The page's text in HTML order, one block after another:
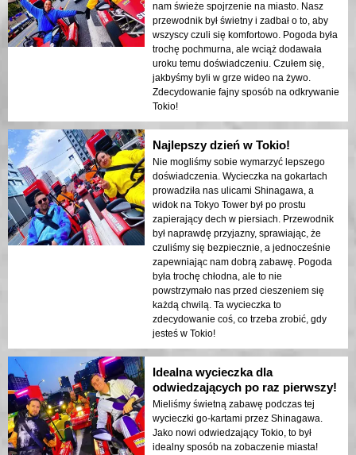
nam świeże spojrzenie na miasto. Nasz
przewodnik był świetny i zadbał o to, aby
wszyscy czuli się komfortowo. Pogoda była
trochę pochmurna, ale wciąż dodawała
uroku temu doświadczeniu. Czułem się,
jakbyśmy byli w grze wideo na żywo.
Zdecydowanie fajny sposób na odkrywanie
Tokio!
Najlepszy dzień w Tokio!
Nie mogliśmy sobie wymarzyć lepszego
doświadczenia. Wycieczka na gokartach
prowadziła nas ulicami Shinagawa, a
widok na Tokyo Tower był po prostu
zapierający dech w piersiach. Przewodnik
był naprawdę przyjazny, sprawiając, że
czuliśmy się bezpiecznie, a jednocześnie
zapewniając nam dobrą zabawę. Pogoda
była trochę chłodna, ale to nie
powstrzymało nas przed cieszeniem się
każdą chwilą. Ta wycieczka to
zdecydowanie coś, co trzeba zrobić, gdy
jesteś w Tokio!
Idealna wycieczka dla
odwiedzających po raz pierwszy!
Mieliśmy świetną zabawę podczas tej
wycieczki go-kartami przez Shinagawa.
Jako nowi odwiedzający Tokio, to był
idealny sposób na zobaczenie miasta!